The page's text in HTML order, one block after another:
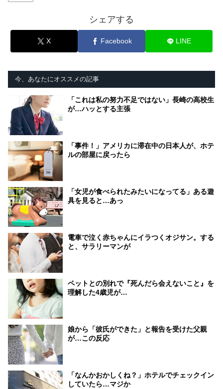
シェアする
X Facebook LINE
今、あなたにオススメの記事
「これは私の努力不足ではない」長崎の高校生
が…ハッとする主張
「事件！」アメリカに滞在中の日本人が、ホテ
ルの部屋に戻ったら
「女児が食べられたみたいになってる」ある遊
具を見ると…あっ
電車で泣く赤ちゃんにイラつくオジサン。する
と、サラリーマンが
ペットとの別れで『死んだら会えないこと』を
理解した4歳児が…
娘から「彼氏ができた」と報告を受けた父親
が…この反応
「なんかおかしくね？」ホテルでチェックイン
していたら…マジか